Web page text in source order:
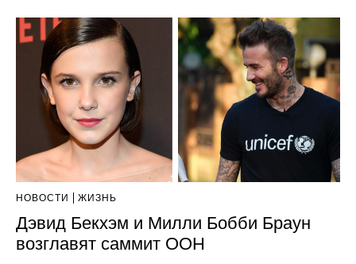
НОВОСТИ ЖИЗНЬ
Дэвид Бекхэм и Милли Бобби Браун
возглавят саммит ООН